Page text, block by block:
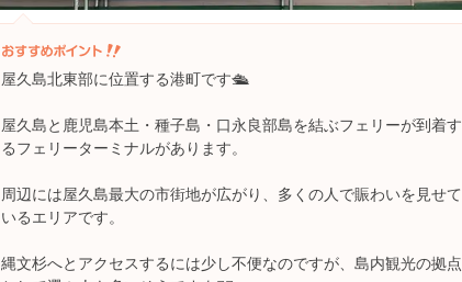
屋久島北東部に位置する港町です🛳
屋久島と鹿児島本土・種子島・口永良部島を結ぶフェリーが到着す
るフェリーターミナルがあります。
周辺には屋久島最大の市街地が広がり、多くの人で賑わいを見せて
いるエリアです。
縄文杉へとアクセスするには少し不便なのですが、島内観光の拠点